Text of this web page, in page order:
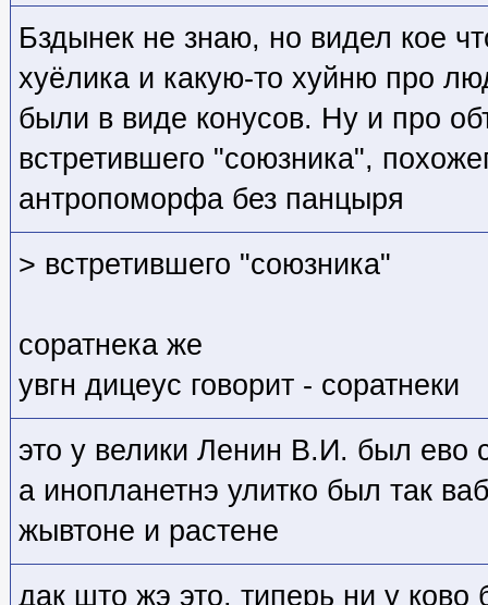
Бздынек не знаю, но видел кое
хуёлика и какую-то хуйню про
были в виде конусов. Ну и про
встретившего "союзника",
антропоморфа без панцыря
> встретившего "союзника"
соратнека же
увгн дицеус говорит - соратнеки
это у велики Ленин В.И. был ево
а инопланетнэ улитко был так
жывтоне и растене
дак што жэ это, типерь ни у ково